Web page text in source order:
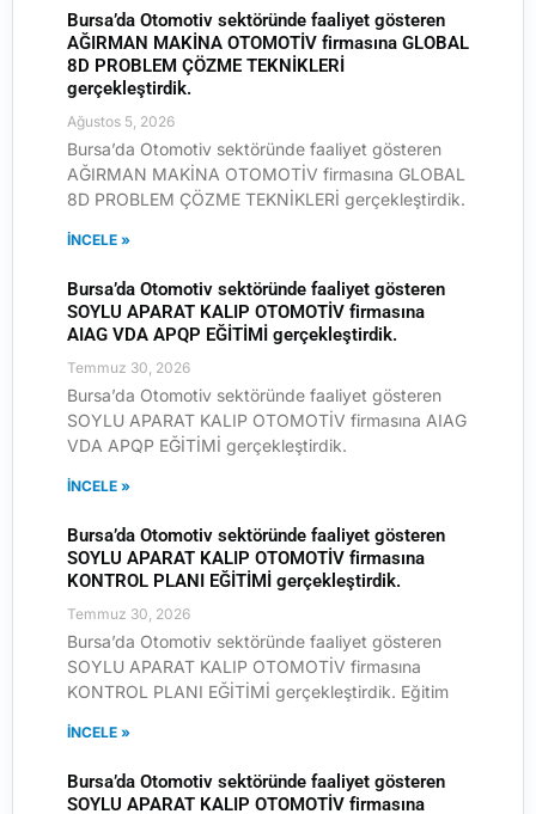
Bursa’da Otomotiv sektöründe faaliyet gösteren
AĞIRMAN MAKİNA OTOMOTİV firmasına GLOBAL
8D PROBLEM ÇÖZME TEKNİKLERİ
gerçekleştirdik.
Ağustos 5, 2026
Bursa’da Otomotiv sektöründe faaliyet gösteren
AĞIRMAN MAKİNA OTOMOTİV firmasına GLOBAL
8D PROBLEM ÇÖZME TEKNİKLERİ gerçekleştirdik.
İNCELE »
Bursa’da Otomotiv sektöründe faaliyet gösteren
SOYLU APARAT KALIP OTOMOTİV firmasına
AIAG VDA APQP EĞİTİMİ gerçekleştirdik.
Temmuz 30, 2026
Bursa’da Otomotiv sektöründe faaliyet gösteren
SOYLU APARAT KALIP OTOMOTİV firmasına AIAG
VDA APQP EĞİTİMİ gerçekleştirdik.
İNCELE »
Bursa’da Otomotiv sektöründe faaliyet gösteren
SOYLU APARAT KALIP OTOMOTİV firmasına
KONTROL PLANI EĞİTİMİ gerçekleştirdik.
Temmuz 30, 2026
Bursa’da Otomotiv sektöründe faaliyet gösteren
SOYLU APARAT KALIP OTOMOTİV firmasına
KONTROL PLANI EĞİTİMİ gerçekleştirdik. Eğitim
İNCELE »
Bursa’da Otomotiv sektöründe faaliyet gösteren
SOYLU APARAT KALIP OTOMOTİV firmasına